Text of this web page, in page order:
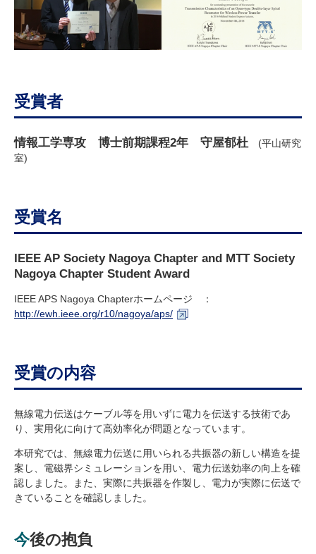
企業・研究者
地域・一般
アクセス
キャンパスマップ お問い合わせ English 資料請求
受賞者
情報工学専攻 博士前期課程2年 守屋郁杜 (平山研究
室)
受賞名
IEEE AP Society Nagoya Chapter and MTT Society
Nagoya Chapter Student Award
IEEE APS Nagoya Chapterホームページ ：
http://ewh.ieee.org/r10/nagoya/aps/
受賞の内容
無線電力伝送はケーブル等を用いずに電力を伝送する技術であ
り、実用化に向けて高効率化が問題となっています。
本研究では、無線電力伝送に用いられる共振器の新しい構造を提
案し、電磁界シミュレーションを用い、電力伝送効率の向上を確
認しました。また、実際に共振器を作製し、電力が実際に伝送で
きていることを確認しました。
今後の抱負